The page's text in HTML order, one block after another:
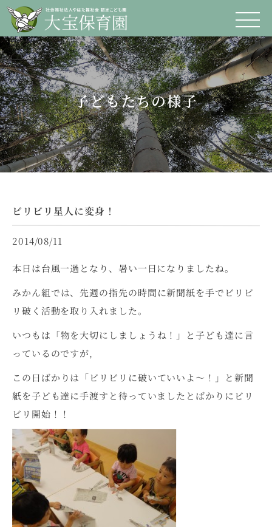
子どもたちの様子
ビリビリ星人に変身！
2014/08/11
本日は台風一過となり、暑い一日になりましたね。
みかん組では、先週の指先の時間に新聞紙を手でビリビ
リ破く活動を取り入れました。
いつもは「物を大切にしましょうね！」と子ども達に言
っているのですが,
この日ばかりは「ビリビリに破いていいよ～！」と新聞
紙を子ども達に手渡すと待っていましたとばかりにビリ
ビリ開始！！